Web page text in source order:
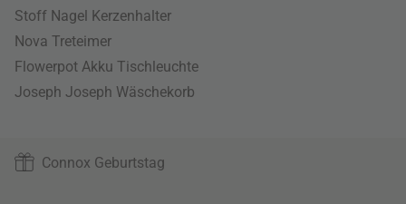
Stoff Nagel Kerzenhalter
Nova Treteimer
Flowerpot Akku Tischleuchte
Joseph Joseph Wäschekorb
Connox Geburtstag